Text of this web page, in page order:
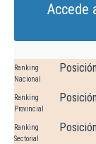
Accede
Ranking
Nacional
Ranking
Provincial
Ranking
Sectorial